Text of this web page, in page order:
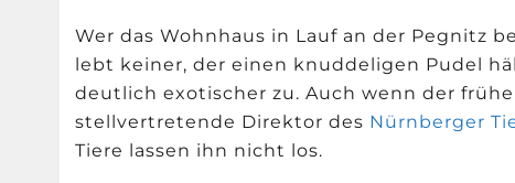
Wer das Wohnhaus in Lauf an der Pegnitz
lebt keiner, der einen knuddeligen Pudel
deutlich exotischer zu. Auch wenn der
stellvertretende Direktor des Nürnberger
Tiere lassen ihn nicht los.